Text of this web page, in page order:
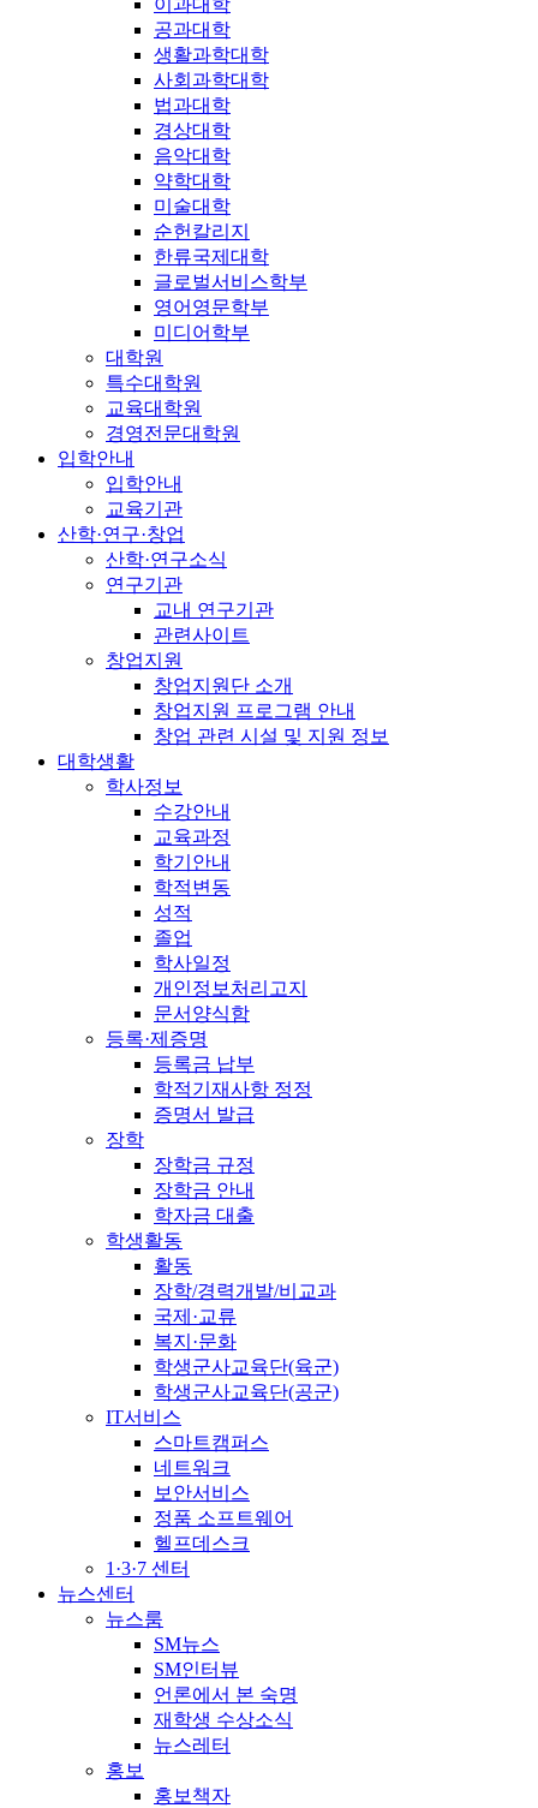
공과대학
생활과학대학
사회과학대학
법과대학
경상대학
음악대학
약학대학
미술대학
순헌칼리지
한류국제대학
글로벌서비스학부
영어영문학부
미디어학부
대학원
특수대학원
교육대학원
경영전문대학원
입학안내
입학안내
교육기관
산학·연구·창업
산학·연구소식
연구기관
교내 연구기관
관련사이트
창업지원
창업지원단 소개
창업지원 프로그램 안내
창업 관련 시설 및 지원 정보
대학생활
학사정보
수강안내
교육과정
학기안내
학적변동
성적
졸업
학사일정
개인정보처리고지
문서양식함
등록·제증명
등록금 납부
학적기재사항 정정
증명서 발급
장학
장학금 규정
장학금 안내
학자금 대출
학생활동
활동
장학/경력개발/비교과
국제·교류
복지·문화
학생군사교육단(육군)
학생군사교육단(공군)
IT서비스
스마트캠퍼스
네트워크
보안서비스
정품 소프트웨어
헬프데스크
1·3·7 센터
뉴스센터
뉴스룸
SM뉴스
SM인터뷰
언론에서 본 숙명
재학생 수상소식
뉴스레터
홍보
홍보책자